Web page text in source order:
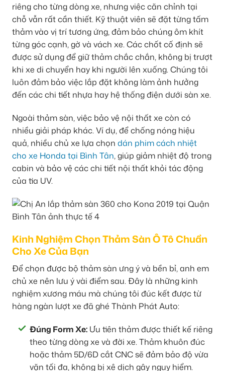
riêng cho từng dòng xe, nhưng việc căn chỉnh tại
chỗ vẫn rất cần thiết. Kỹ thuật viên sẽ đặt từng tấm
thảm vào vị trí tương ứng, đảm bảo chúng ôm khít
từng góc cạnh, gờ và vách xe. Các chốt cố định sẽ
được sử dụng để giữ thảm chắc chắn, không bị trượt
khi xe di chuyển hay khi người lên xuống. Chúng tôi
luôn đảm bảo việc lắp đặt không làm ảnh hưởng
đến các chi tiết nhựa hay hệ thống điện dưới sàn xe.
Ngoài thảm sàn, việc bảo vệ nội thất xe còn có
nhiều giải pháp khác. Ví dụ, để chống nóng hiệu
quả, nhiều chủ xe lựa chọn dán phim cách nhiệt
cho xe Honda tại Bình Tân, giúp giảm nhiệt độ trong
cabin và bảo vệ các chi tiết nội thất khỏi tác động
của tia UV.
Kinh Nghiệm Chọn Thảm Sàn Ô Tô Chuẩn
Cho Xe Của Bạn
Để chọn được bộ thảm sàn ưng ý và bền bỉ, anh em
chủ xe nên lưu ý vài điểm sau. Đây là những kinh
nghiệm xương máu mà chúng tôi đúc kết được từ
hàng ngàn lượt xe đã ghé Thành Phát Auto:
Đúng Form Xe: Ưu tiên thảm được thiết kế riêng
theo từng dòng xe và đời xe. Thảm khuôn đúc
hoặc thảm 5D/6D cắt CNC sẽ đảm bảo độ vừa
vặn tối đa, không bị xê dịch gây nguy hiểm.